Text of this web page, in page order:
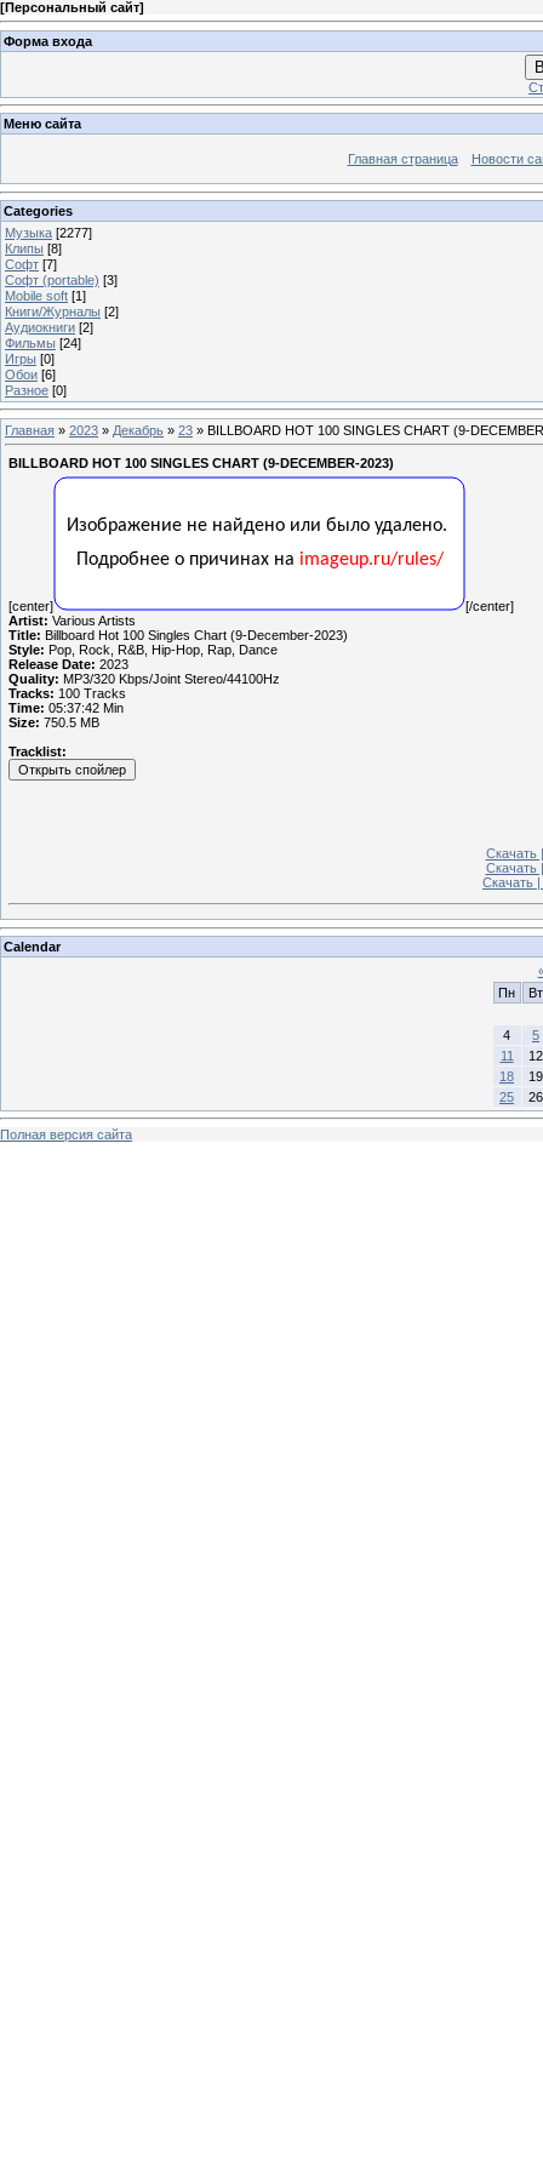
[Персональный сайт]
Форма входа
Меню сайта
Главная страница Новости
Categories
Музыка [2277]
Клипы [8]
Софт [7]
Софт (portable) [3]
Mobile soft [1]
Книги/Журналы [2]
Аудиокниги [2]
Фильмы [24]
Игры [0]
Обои [6]
Разное [0]
Главная » 2023 » Декабрь » 23 » BILLBOARD HOT 100 SINGLES CHART (9-
BILLBOARD HOT 100 SINGLES CHART (9-DECEMBER-2023)
[center]
[/center]
Artist: Various Artists
Title: Billboard Hot 100 Singles Chart (9-December-2023)
Style: Pop, Rock, R&B, Hip-Hop, Rap, Dance
Release Date: 2023
Quality: MP3/320 Kbps/Joint Stereo/44100Hz
Tracks: 100 Tracks
Time: 05:37:42 Min
Size: 750.5 MB
Tracklist:
Скачать
Скачать
Скачать
Calendar
Пн
Вт
4
5
11
12
18
19
25
26
Полная версия сайта